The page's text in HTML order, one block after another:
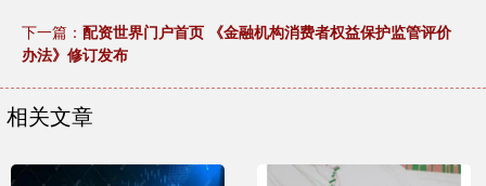
下一篇： 配资世界门户首页 《金融机构消费者权益保护监管评价
办法》修订发布
相关文章